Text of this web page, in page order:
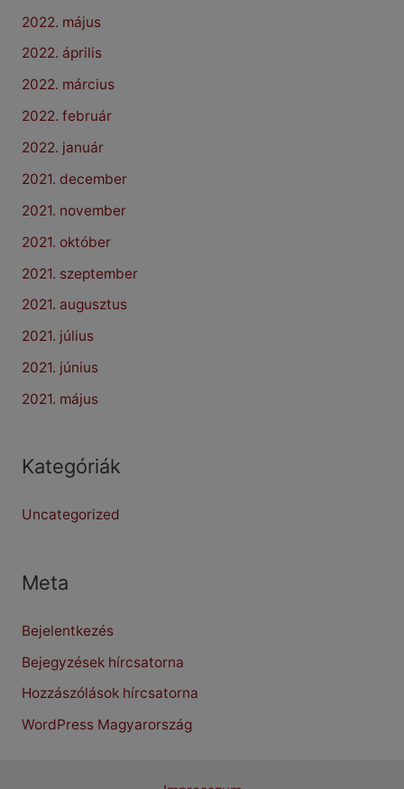
2022. május
2022. április
2022. március
2022. február
2022. január
2021. december
2021. november
2021. október
2021. szeptember
2021. augusztus
2021. július
2021. június
2021. május
Kategóriák
Uncategorized
Meta
Bejelentkezés
Bejegyzések hírcsatorna
Hozzászólások hírcsatorna
WordPress Magyarország